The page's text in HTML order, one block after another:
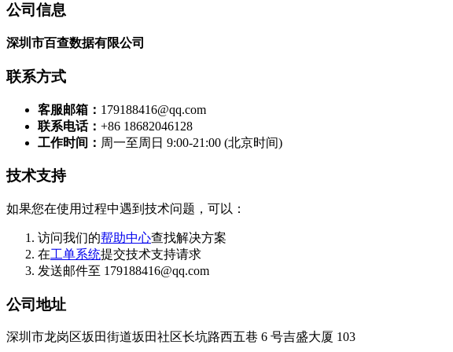
公司信息
深圳市百查数据有限公司
联系方式
客服邮箱： 179188416@qq.com
联系电话： +86 18682046128
工作时间： 周一至周日 9:00-21:00 (北京时间)
技术支持
如果您在使用过程中遇到技术问题，可以：
访问我们的帮助中心查找解决方案
在工单系统提交技术支持请求
发送邮件至 179188416@qq.com
公司地址
深圳市龙岗区坂田街道坂田社区长坑路西五巷 6 号吉盛大厦 103